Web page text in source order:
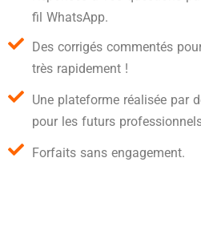
fil WhatsApp.
Des corrigés commentés
très rapidement !
Une plateforme réalisée par
pour les futurs
Forfaits sans engagement.